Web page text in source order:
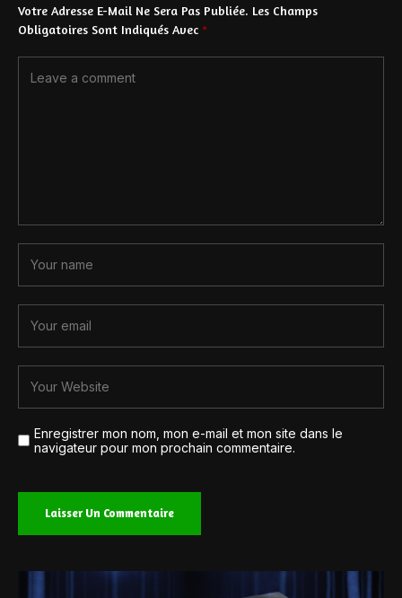
Votre Adresse E-Mail Ne Sera Pas Publiée. Les Champs
Obligatoires Sont Indiqués Avec *
Enregistrer mon nom, mon e-mail et mon site dans le
navigateur pour mon prochain commentaire.